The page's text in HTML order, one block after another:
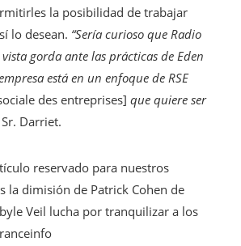
la posibilidad de trabajar
lo desean. “Sería curioso que Radio
gorda ante las prácticas de Eden
está en un enfoque de RSE
des entreprises] que quiere ser
Darriet.
reservado para nuestros
la dimisión de Patrick Cohen de
Veil lucha por tranquilizar a los